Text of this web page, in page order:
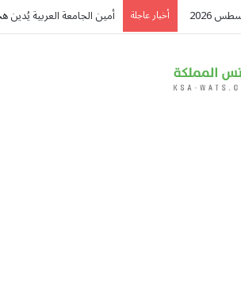
أخبار عاجلة تاسي.. لماذا لم يواكب